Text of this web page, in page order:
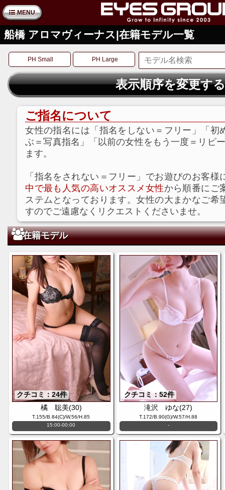
MENU
船橋 アロマヴィーナス|在籍モデル一覧
PH Small PH Large
表示順序を変更する
ご指名について
女性の指名には「指名をしない＝フリー」「初
ぶ＝写真指名」「以前の女性をもう一度＝リピ
ます。
「指名をされない＝フリー」でお遊びのお客様
中で最も人気の高いオススメ女性から順番にご
ステムとなっております。女性の大まかなご希
すのでご遠慮なくリクエストくださいませ。
在籍モデル
クチコミ：24件
橘 聡美(30)
T.155/B.84(C)/W.56/H.85
15:00-00:00
クチコミ：52件
滝沢 ゆな(27)
T.172/B.90(G)/W.57/H.88
-